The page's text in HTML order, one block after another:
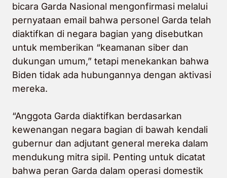
bicara Garda Nasional mengonfirmasi melalui
pernyataan email bahwa personel Garda telah
diaktifkan di negara bagian yang disebutkan
untuk memberikan “keamanan siber dan
dukungan umum,” tetapi menekankan bahwa
Biden tidak ada hubungannya dengan aktivasi
mereka.
“Anggota Garda diaktifkan berdasarkan
kewenangan negara bagian di bawah kendali
gubernur dan adjutant general mereka dalam
mendukung mitra sipil. Penting untuk dicatat
bahwa peran Garda dalam operasi domestik